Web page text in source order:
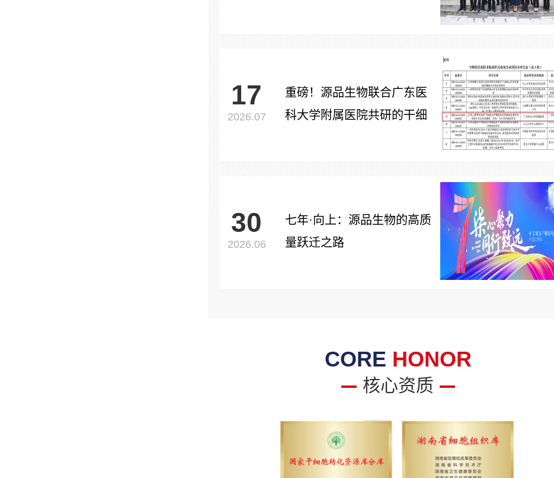
17
2026.07
重磅！源品生物联合广东医
科大学附属医院共研的干细
30
2026.06
七年·向上：源品生物的高质
量跃迁之路
CORE HONOR
核心资质